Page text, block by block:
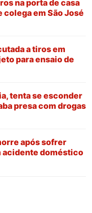
na porta de casa
colega em São José
a tiros em
para ensaio de
tenta se esconder
presa com drogas
após sofrer
doméstico